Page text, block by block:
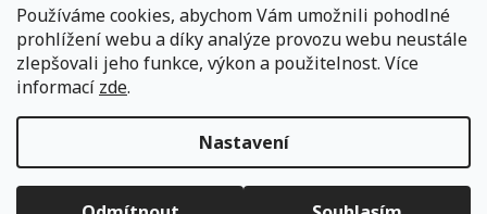
Používáme cookies, abychom Vám umožnili pohodlné
prohlížení webu a díky analýze provozu webu neustále
zlepšovali jeho funkce, výkon a použitelnost. Více
informací zde.
Nastavení
LUMATEC, s.r.o. - web společnosti
Vytvořil Shoptet
Copyright 2026LUMATEC.store. Všechna práva vyhrazena.